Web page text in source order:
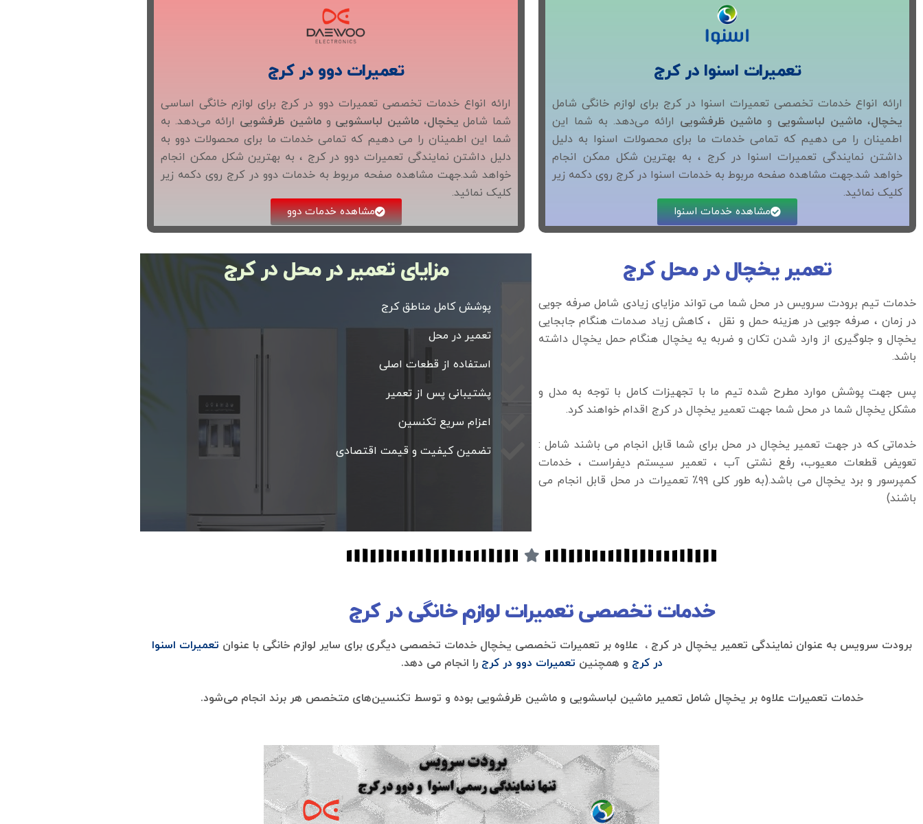
تعمیرات اسنوا در کرج
ارائه انواع خدمات تخصصی تعمیرات اسنوا در کرج برای لوازم خانگی شامل
یخچال، ماشین لباسشویی و ماشین ظرفشویی ارائه می‌دهد. به شما این
اطمینان را می دهیم که تمامی خدمات ما برای محصولات اسنوا به دلیل
داشتن نمایندگی تعمیرات اسنوا در کرج ، به بهترین شکل ممکن انجام
خواهد شد.جهت مشاهده صفحه مربوط به خدمات اسنوا در کرج روی دکمه زیر
کلیک نمائید.
مشاهده خدمات اسنوا
تعمیرات دوو در کرج
ارائه انواع خدمات تخصصی تعمیرات دوو در کرج برای لوازم خانگی اساسی
شما شامل یخچال،ماشین لباسشویی وماشین ظرفشویی ارائه می‌دهد. به
شما این اطمینان را می دهیم که تمامی خدمات ما برای محصولات دوو به
دلیل داشتن نمایندگی تعمیرات دوو در کرج ، به بهترین شکل ممکن انجام
خواهد شد.جهت مشاهده صفحه مربوط به خدمات دوو در کرج روی دکمه زیر
کلیک نمائید.
مشاهده خدمات دوو
تعمیر یخچال در محل کرج
خدمات تیم برودت سرویس در محل شما می تواند مزایای زیادی شامل صرفه جویی
در زمان ، صرفه جویی در هزینه حمل و نقل ، کاهش زیاد صدمات هنگام جابجایی
یخچال و جلوگیری از وارد شدن تکان و ضربه یه یخچال هنگام حمل یخچال داشته
باشد.
پس جهت پوشش موارد مطرح شده تیم ما با تجهیزات کامل با توجه به مدل و
مشکل یخچال شما در محل شما جهت تعمیر یخچال در کرج اقدام خواهند کرد.
خدماتی که در جهت تعمیر یخچال در محل برای شما قابل انجام می باشند شامل :‌
تعویض قطعات معیوب، رفع نشتی آب ، تعمیر سیستم دیفراست ، خدمات
کمپرسور و برد یخچال می باشد.(به طور کلی ۹۹٪ تعمیرات در محل قابل انجام می
باشند)
مزایای تعمیر در محل در کرج
پوشش کامل مناطق کرج
تعمیر در محل
استفاده از قطعات اصلی
پشتیبانی پس از تعمیر
اعزام سریع تکنسین
تضمین کیفیت و قیمت اقتصادی
خدمات تخصصی تعمیرات لوازم خانگی در کرج
برودت سرویس به عنوان نمایندگی تعمیر یخچال در کرج ، علاوه بر تعمیرات تخصصی یخچال خدمات تخصصی دیگری برای سایر لوازم خانگی با عنوان تعمیرات اسنوا
در کرج و همچنین تعمیرات دوو در کرج را انجام می دهد.
خدمات تعمیرات علاوه بر یخچال شامل تعمیر ماشین لباسشویی و ماشین ظرفشویی بوده و توسط تکنسین‌های متخصص هر برند انجام می‌شود.